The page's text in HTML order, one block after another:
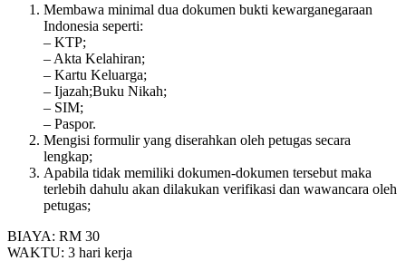
Membawa minimal dua dokumen bukti kewarganegaraan
Indonesia seperti:
– KTP;
– Akta Kelahiran;
– Kartu Keluarga;
– Ijazah;Buku Nikah;
– SIM;
– Paspor.
Mengisi formulir yang diserahkan oleh petugas secara
lengkap;
Apabila tidak memiliki dokumen-dokumen tersebut maka
terlebih dahulu akan dilakukan verifikasi dan wawancara oleh
petugas;
BIAYA: RM 30
WAKTU: 3 hari kerja